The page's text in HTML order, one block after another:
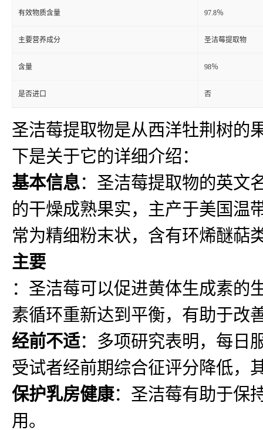
有效物质含量 97.8％
主要营养成分 圣洁莓提取物
含量 98％
是否进口 否
圣洁莓提取物是从西洋牡荆树的
下是关于它的详细介绍：
基本信息：圣洁莓提取物的英文
的干燥成熟果实，主产于美国温
常为精细粉末状，含有环烯醚萜
主要
：圣洁莓可以促进黄体生成素的
素循环重新达到平衡，有助于改
经前不适：多项研究表明，每日
受试者经前期综合征评分降低，
保护乳房健康：圣洁莓有助于保
用。